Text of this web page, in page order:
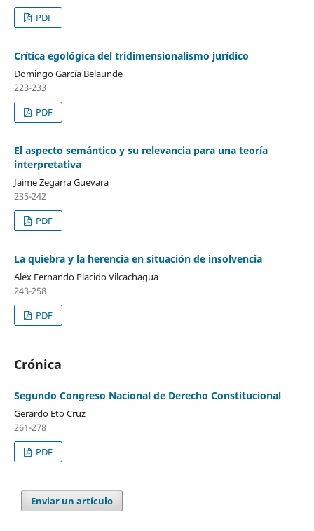
PDF
Crítica egológica del tridimensionalismo jurídico
Domingo García Belaunde
223-233
PDF
El aspecto semántico y su relevancia para una teoría
interpretativa
Jaime Zegarra Guevara
235-242
PDF
La quiebra y la herencia en situación de insolvencia
Alex Fernando Placido Vilcachagua
243-258
PDF
Crónica
Segundo Congreso Nacional de Derecho Constitucional
Gerardo Eto Cruz
261-278
PDF
Enviar un artículo